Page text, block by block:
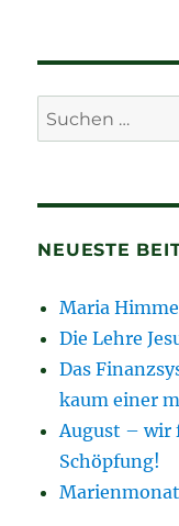
Suchen
nach:
NEUESTE
Maria
Die Lehre
Das
kaum einer
August – wir
Schöpfung!